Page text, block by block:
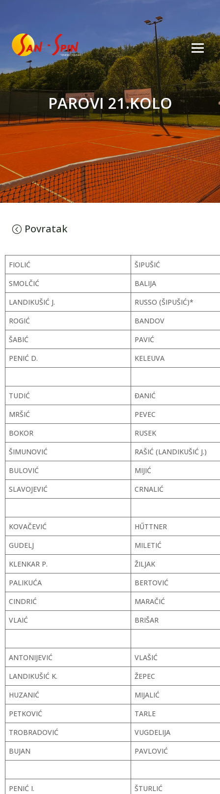
PAROVI 21.KOLO
Povratak
FIOLIĆ
ŠIPUŠIĆ
SMOLČIĆ
BALIJA
LANDIKUŠIĆ J.
RUSSO (ŠIPUŠIĆ)*
ROGIĆ
BANDOV
ŠABIĆ
PAVIĆ
PENIĆ D.
KELEUVA
TUDIĆ
ĐANIĆ
MRŠIĆ
PEVEC
BOKOR
RUSEK
ŠIMUNOVIĆ
RAŠIĆ (LANDIKUŠIĆ J.)
BULOVIĆ
MIJIĆ
SLAVOJEVIĆ
CRNALIĆ
KOVAČEVIĆ
HŰTTNER
GUDELJ
MILETIĆ
KLENKAR P.
ŽILJAK
PALIKUĆA
BERTOVIĆ
CINDRIĆ
MARAČIĆ
VLAIĆ
BRIŠAR
ANTONIJEVIĆ
VLAŠIĆ
LANDIKUŠIĆ K.
ŽEPEC
HUZANIĆ
MIJALIĆ
PETKOVIĆ
TARLE
TROBRADOVIĆ
VUGDELIJA
BUJAN
PAVLOVIĆ
PENIĆ I.
ŠTURLIĆ